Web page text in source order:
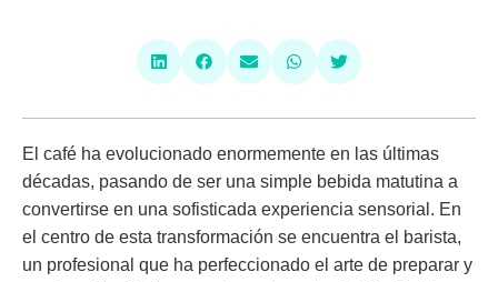
El café ha evolucionado enormemente en las últimas
décadas, pasando de ser una simple bebida matutina a
convertirse en una sofisticada experiencia sensorial. En
el centro de esta transformación se encuentra el barista,
un profesional que ha perfeccionado el arte de preparar y